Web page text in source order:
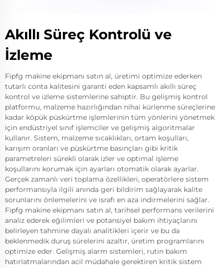
Akıllı Süreç Kontrolü ve
İzleme
Fipfg makine ekipmanı satın al, üretimi optimize ederken
tutarlı conta kalitesini garanti eden kapsamlı akıllı süreç
kontrol ve izleme sistemlerine sahiptir. Bu gelişmiş kontrol
platformu, malzeme hazırlığından nihai kürlenme süreçlerine
kadar köpük püskürtme işlemlerinin tüm yönlerini yönetmek
için endüstriyel sınıf işlemciler ve gelişmiş algoritmalar
kullanır. Sistem, malzeme sıcaklıkları, ortam koşulları,
karışım oranları ve püskürtme basınçları gibi kritik
parametreleri sürekli olarak izler ve optimal işleme
koşullarını korumak için ayarları otomatik olarak ayarlar.
Gerçek zamanlı veri toplama özellikleri, operatörlere sistem
performansıyla ilgili anında geri bildirim sağlayarak kalite
sorunlarını önlemelerini ve israfı en aza indirmelerini sağlar.
Fipfg makine ekipmanı satın al, tarihsel performans verilerini
analiz ederek eğilimleri ve potansiyel bakım ihtiyaçlarını
belirleyen tahmine dayalı analitikleri içerir ve bu da
beklenmedik duruş sürelerini azaltır, üretim programlarını
optimize eder. Gelişmiş alarm sistemleri, rutin bakım
hatırlatmalarından acil müdahale gerektiren kritik sistem